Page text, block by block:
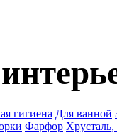
гигиена Для ванной
Фарфор Хрусталь,